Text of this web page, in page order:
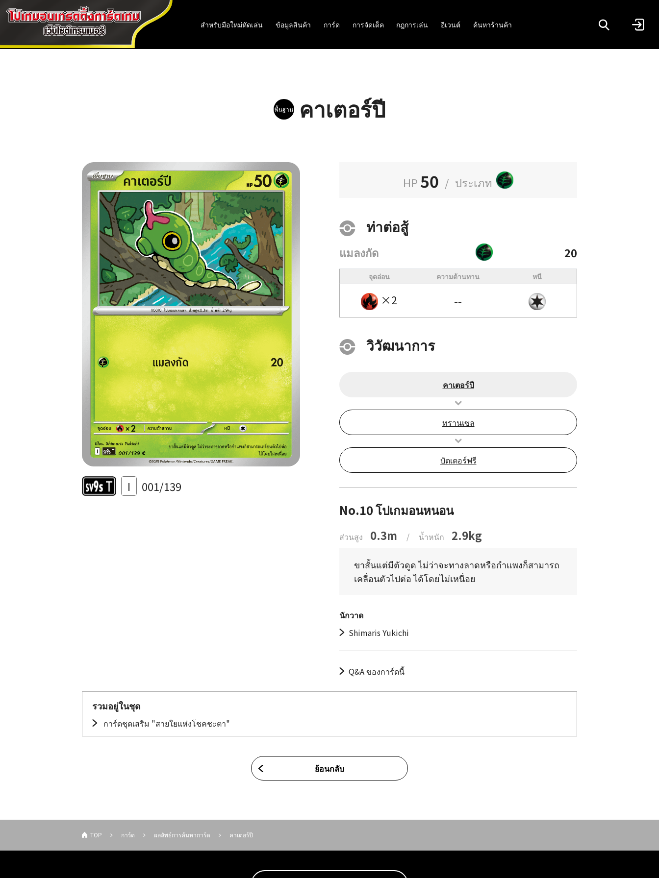
สำหรับมือใหม่หัดเล่น ข้อมูลสินค้า การ์ด การจัดเด็ค กฎการเล่น อีเวนต์ ค้นหาร้านค้า
พื้นฐาน คาเตอร์ปี
HP 50 / ประเภท
ท่าต่อสู้
แมลงกัด 20
จุดอ่อน ความต้านทาน หนี
×2 --
I 001/139
วิวัฒนาการ
คาเตอร์ปี
ทรานเซล
บัตเตอร์ฟรี
No.10 โปเกมอนหนอน
ส่วนสูง 0.3m / น้ำหนัก 2.9kg
ขาสั้นแต่มีตัวดูด ไม่ว่าจะทางลาดหรือกำแพงก็สามารถ
เคลื่อนตัวไปต่อ ได้โดยไม่เหนื่อย
นักวาด
Shimaris Yukichi
Q&A ของการ์ดนี้
รวมอยู่ในชุด
การ์ดชุดเสริม "สายใยแห่งโชคชะตา"
ย้อนกลับ
TOP การ์ด ผลลัพธ์การค้นหาการ์ด คาเตอร์ปี